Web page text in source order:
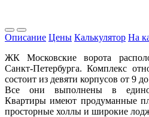
Описание Цены Калькулятор На
ЖК Московские ворота
Санкт-Петербурга. Комплекс
состоит из девяти корпусов от 9
Все они выполнены в
Квартиры имеют продуманные
просторные холлы и широкие